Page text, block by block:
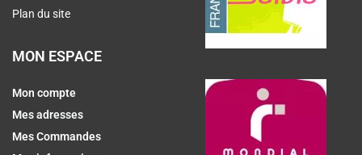
Plan du site
MON ESPACE
Mon compte
Mes adresses
Mes Commandes